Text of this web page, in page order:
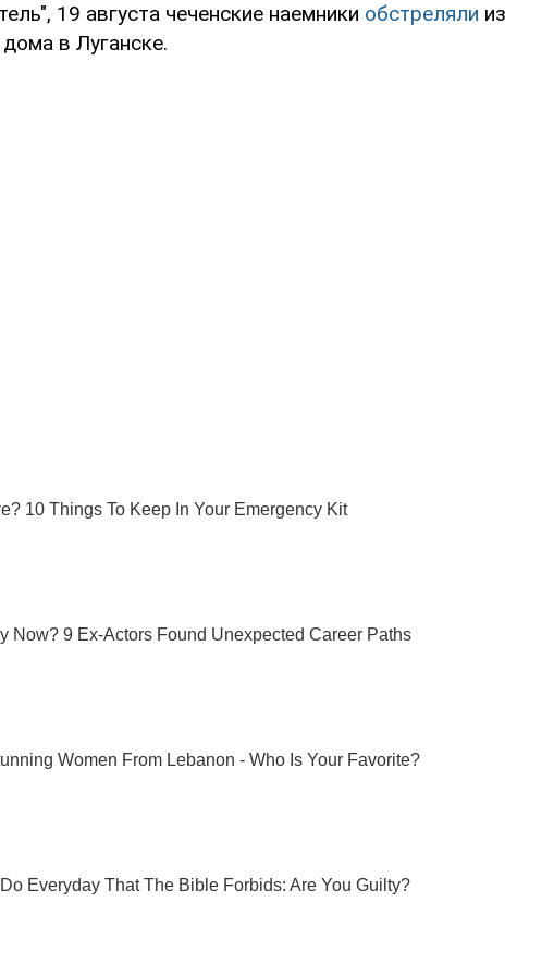
19 августа чеченские наемники обстреляли из
в Луганске.